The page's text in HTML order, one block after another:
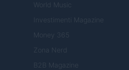
World Music
Investimenti Magazine
Money 365
Zona Nerd
B2B Magazine